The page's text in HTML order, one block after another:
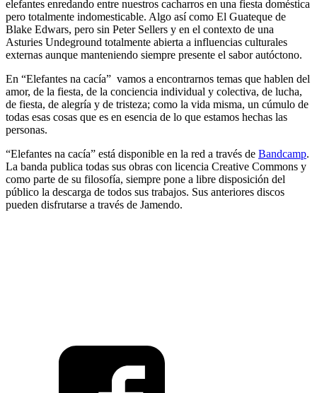
elefantes enredando entre nuestros cacharros en una fiesta doméstica
pero totalmente indomesticable. Algo así como El Guateque de
Blake Edwars, pero sin Peter Sellers y en el contexto de una
Asturies Undeground totalmente abierta a influencias culturales
externas aunque manteniendo siempre presente el sabor autóctono.
En “Elefantes na cacía” vamos a encontrarnos temas que hablen del
amor, de la fiesta, de la conciencia individual y colectiva, de lucha,
de fiesta, de alegría y de tristeza; como la vida misma, un cúmulo de
todas esas cosas que es en esencia de lo que estamos hechas las
personas.
“Elefantes na cacía” está disponible en la red a través de Bandcamp.
La banda publica todas sus obras con licencia Creative Commons y
como parte de su filosofía, siempre pone a libre disposición del
público la descarga de todos sus trabajos. Sus anteriores discos
pueden disfrutarse a través de Jamendo.